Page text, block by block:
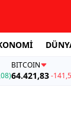
BITCOIN
64.421,83-